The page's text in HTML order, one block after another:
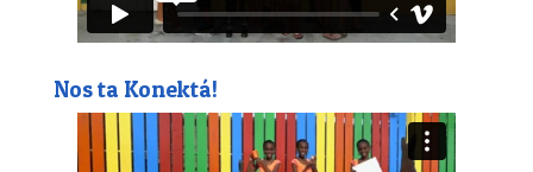
Nos ta Konektá!